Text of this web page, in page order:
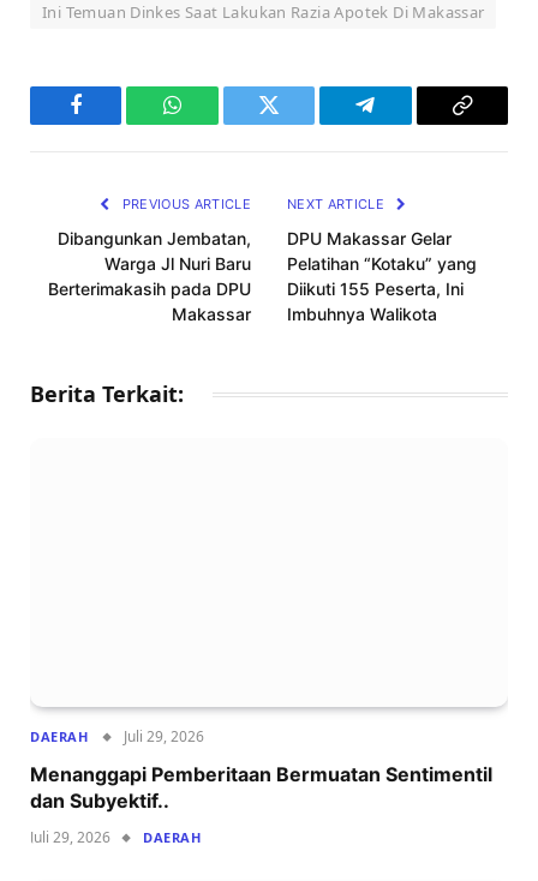
Ini Temuan Dinkes Saat Lakukan Razia Apotek Di Makassar
Facebook WhatsAppTwitter Telegram
Copy
PREVIOUS ARTICLE
Dibangunkan Jembatan,
Warga Jl Nuri Baru
Berterimakasih pada DPU
Makassar
NEXT ARTICLE
DPU Makassar Gelar
Pelatihan “Kotaku” yang
Diikuti 155 Peserta, Ini
Imbuhnya Walikota
Berita Terkait:
DAERAH Juli 29, 2026
Menanggapi Pemberitaan Bermuatan Sentimentil
dan Subyektif..
Juli 29, 2026 DAERAH